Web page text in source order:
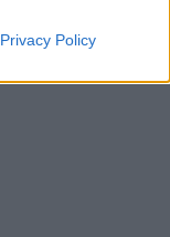
Privacy Policy